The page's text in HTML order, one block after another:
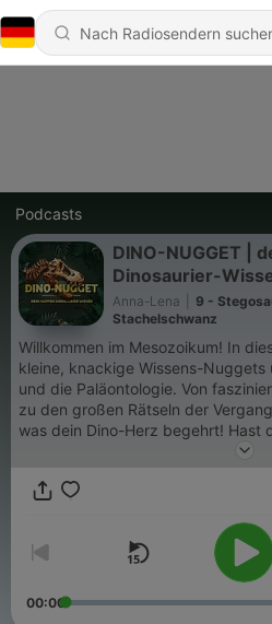
Podcasts
DINO-NUGGET |
Dinosaurier-
Anna-Lena
9 -
Stachelschwanz
Willkommen im Mesozoikum! In diesem Podcast bekommst du
kleine, knackige Wissens-Nuggets
und die Paläontologie. Von
zu den großen Rätseln der
was dein Dino-Herz begehrt! Hast du selbst einen spannenden
Dino-Fakt? Dann her damit!
nugget.de. Also, worauf wartest du? Helm auf, Fossilienpinsel
00:00